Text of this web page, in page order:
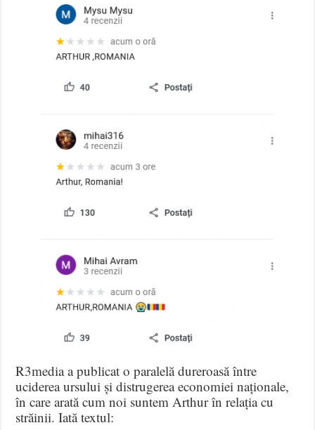
R3media a publicat o paralelă dureroasă între
uciderea ursului și distrugerea economiei naționale,
în care arată cum noi suntem Arthur în relația cu
străinii. Iată textul: